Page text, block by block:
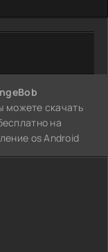
можете скачать
на
os Android